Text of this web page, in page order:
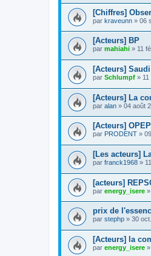
[Chiffres]
par kraveunn » 06
[Acteurs] BP
par mahiahi » 11
[Acteurs]
par Schlumpf »
[Acteurs] La
par alan » 04 août
[Acteurs]
par PRODENT »
[Les acteurs]
par franck1968 »
[acteurs]
par energy_isere »
prix de
par stephp » 30
[Acteurs] la
par energy_isere »